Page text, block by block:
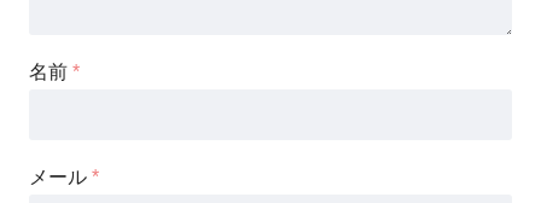
名前 *
メール *